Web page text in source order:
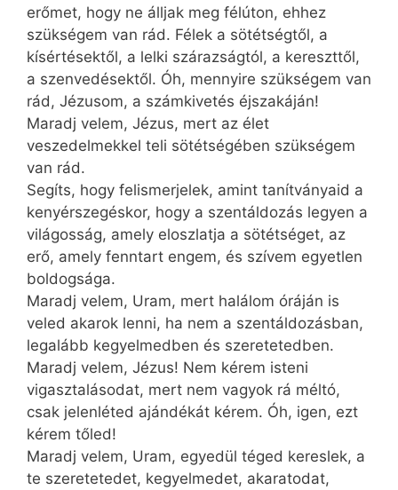
erőmet, hogy ne álljak meg félúton, ehhez
szükségem van rád. Félek a sötétségtől, a
kísértésektől, a lelki szárazságtól, a kereszttől,
a szenvedésektől. Óh, mennyire szükségem van
rád, Jézusom, a számkivetés éjszakáján!
Maradj velem, Jézus, mert az élet
veszedelmekkel teli sötétségében szükségem
van rád.
Segíts, hogy felismerjelek, amint tanítványaid a
kenyérszegéskor, hogy a szentáldozás legyen a
világosság, amely eloszlatja a sötétséget, az
erő, amely fenntart engem, és szívem egyetlen
boldogsága.
Maradj velem, Uram, mert halálom óráján is
veled akarok lenni, ha nem a szentáldozásban,
legalább kegyelmedben és szeretetedben.
Maradj velem, Jézus! Nem kérem isteni
vigasztalásodat, mert nem vagyok rá méltó,
csak jelenléted ajándékát kérem. Óh, igen, ezt
kérem tőled!
Maradj velem, Uram, egyedül téged kereslek, a
te szeretetedet, kegyelmedet, akaratodat,